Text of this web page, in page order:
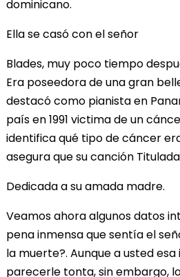
dominicano.
Ella se casó con el señor
Blades, muy poco tiempo
Era poseedora de una gran
destacó como pianista en
país en 1991 victima de un
identifica qué tipo de cáncer
asegura que su canción
Dedicada a su amada madre.
Veamos ahora algunos datos
pena inmensa que sentía el
la muerte?. Aunque a usted
parecerle tonta, sin embargo,